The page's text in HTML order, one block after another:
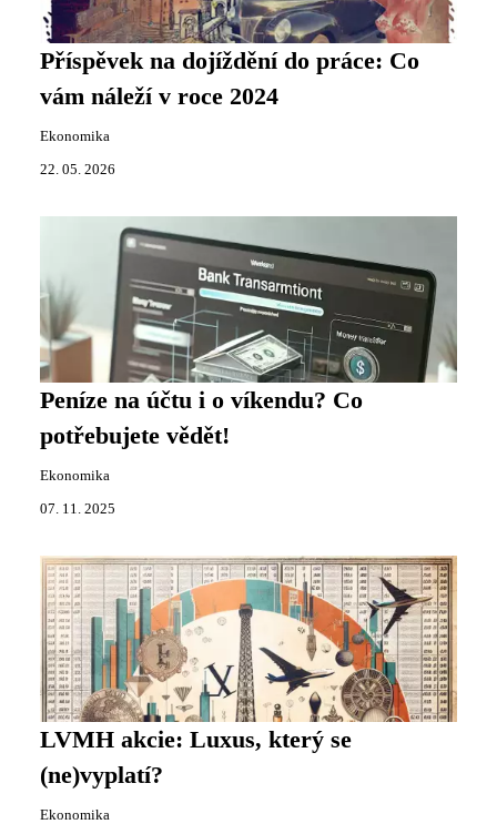
Příspěvek na dojíždění do práce: Co
vám náleží v roce 2024
Ekonomika
22. 05. 2026
Peníze na účtu i o víkendu? Co
potřebujete vědět!
Ekonomika
07. 11. 2025
LVMH akcie: Luxus, který se
(ne)vyplatí?
Ekonomika